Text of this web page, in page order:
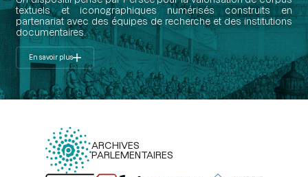
textuels et iconographiques numérisés construits en
partenariat avec des équipes de recherche et des institutions
documentaires.
En savoir plus
ARCHIVES
PARLEMENTAIRES